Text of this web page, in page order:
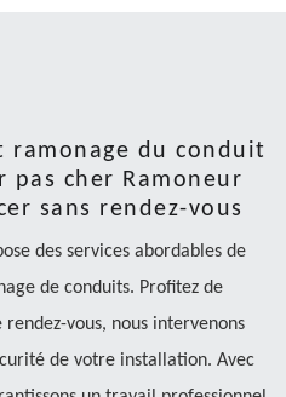
ramonage du conduit
pas cher Ramoneur
sans rendez-vous
des services abordables de
de conduits. Profitez de
vous, nous intervenons
de votre installation. Avec